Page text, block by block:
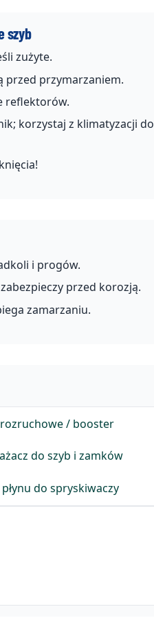
szyb
zużyte.
przed przymarzaniem.
reflektorów.
korzystaj z klimatyzacji do
i progów.
przed korozją.
zamarzaniu.
/ booster
do szyb i zamków
do spryskiwaczy